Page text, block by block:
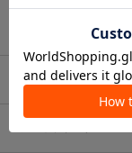
ブランド一覧